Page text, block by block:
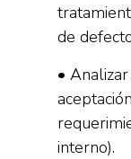
de
•
interno).